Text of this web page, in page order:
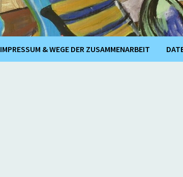
IMPRESSUM & WEGE DER ZUSAMMENARBEIT